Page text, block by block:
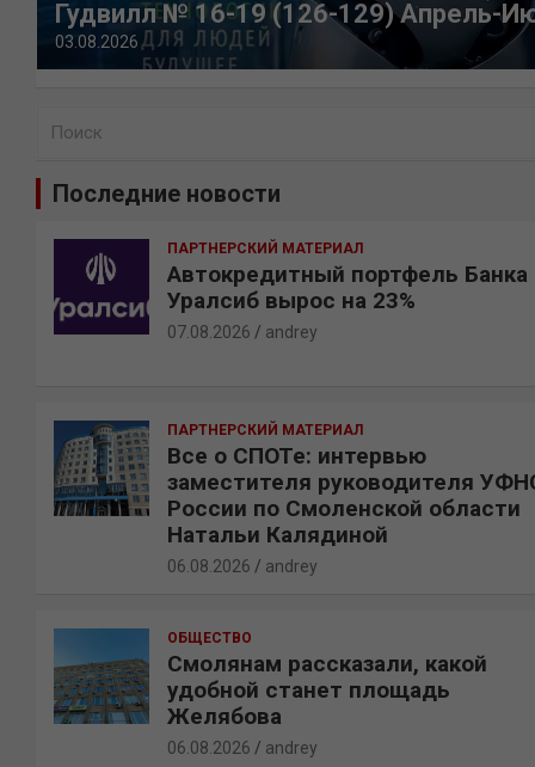
Гудвилл № 16-19 (126-129) Апрель-
03.08.2026
Последние новости
ПАРТНЕРСКИЙ МАТЕРИАЛ
Автокредитный портфель Банка
Уралсиб вырос на 23%
07.08.2026 andrey
ПАРТНЕРСКИЙ МАТЕРИАЛ
Все о СПОТе: интервью
заместителя руководителя
России по Смоленской области
Натальи Калядиной
06.08.2026 andrey
ОБЩЕСТВО
Смолянам рассказали, какой
удобной станет площадь
Желябова
06.08.2026 andrey